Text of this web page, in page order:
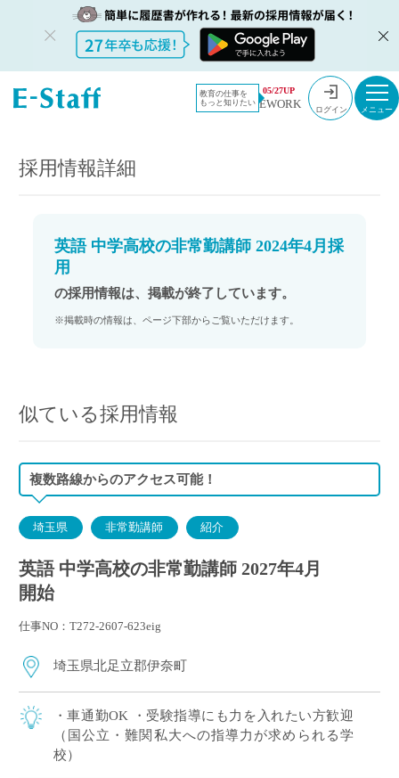
教育の仕事を
もっと知りたい
05/27UP
EWORK ログイン
教員採用情
報のイー・
採用情報
英語 中学高校の非常勤講師 2024年4月採用
採用情報詳細
英語 中学高校の非常勤講師 2024年4月採
用
の採用情報は、掲載が終了しています。
※掲載時の情報は、ページ下部からご覧いただけます。
似ている採用情報
複数路線からのアクセス可能！
埼玉県 非常勤講師 紹介
英語 中学高校の非常勤講師 2027年4月
開始
仕事NO：T272-2607-623eig
埼玉県北足立郡伊奈町
・車通勤OK ・受験指導にも力を入れたい方歓迎
（国公立・難関私大への指導力が求められる学
校）